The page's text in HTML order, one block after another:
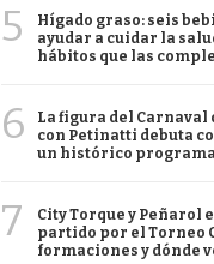
5
Hígado graso: seis
ayudar a cuidar la
hábitos que las
6
La figura del Carnaval
con Petinatti debuta
un histórico programa
7
City Torque y Peñarol
partido por el Torneo
formaciones y dónde